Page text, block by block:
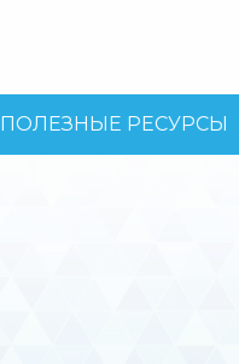
ПОЛЕЗНЫЕ РЕСУРСЫ